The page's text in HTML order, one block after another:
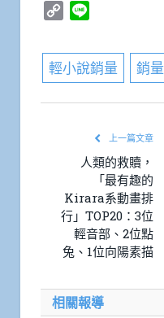
Copy
輕小說銷量 銷量
上一篇文章
人類的救贖，
「最有趣的
Kirara系動畫排
行」TOP20：3位
輕音部、2位點
兔、1位向陽素描
相關報導